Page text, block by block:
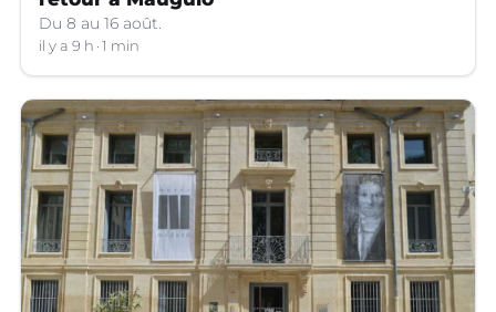
Du 8 au 16 août.
il y a 9 h 1 min